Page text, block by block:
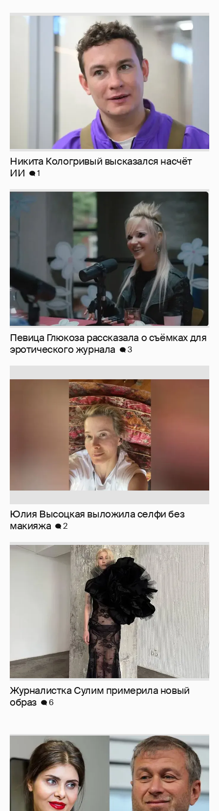
Никита Кологривый высказался насчёт
ИИ
1
Певица Глюкоза рассказала о съёмках для
эротического журнала
3
Юлия Высоцкая выложила селфи без
макияжа
2
Журналистка Сулим примерила новый
образ
6